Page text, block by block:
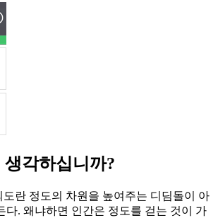
생각하십니까?
란 정도의 차원을 높여주는 디딤돌이 아
다. 왜냐하면 인간은 정도를 걷는 것이 가